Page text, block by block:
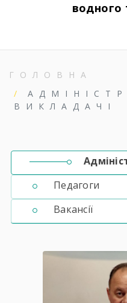
водного
ГОЛОВНА
ВИКЛАДАЧІ
Педагоги
Вакансії